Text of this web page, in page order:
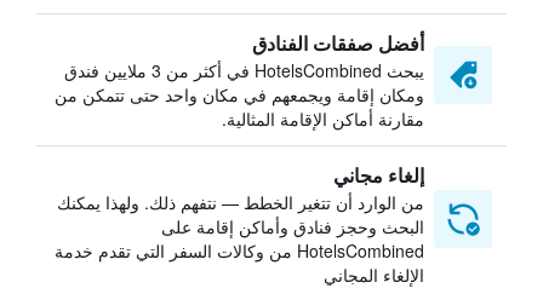
أفضل صفقات الفنادق
يبحث HotelsCombined في أكثر من 3 ملايين فندق
ومكان إقامة ويجمعهم في مكان واحد حتى تتمكن من
مقارنة أماكن الإقامة المثالية.
إلغاء مجاني
من الوارد أن تتغير الخطط — نتفهم ذلك. ولهذا يمكنك
البحث وحجز فنادق وأماكن إقامة على
HotelsCombined من وكالات السفر التي تقدم خدمة
الإلغاء المجاني